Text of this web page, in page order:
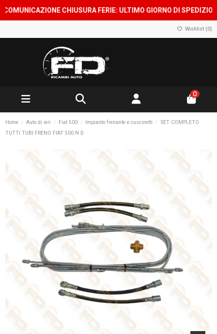
CHIUSURA FERIE: ULTIMO GIORNO DI
Wishlist (0)
0
Home Auto di ieri Fiat 500 Impianto frenante e cuscinetti
SET COMPLETO
TUTTI TUBI FRENO FIAT 500 N D